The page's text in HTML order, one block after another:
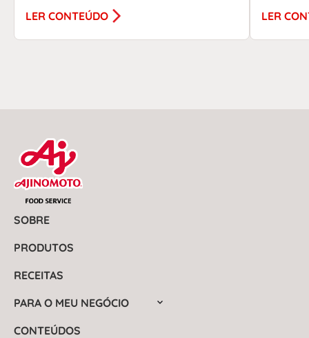
LER CONTEÚDO LER
SOBRE
PRODUTOS
RECEITAS
PARA O MEU NEGÓCIO
CONTEÚDOS